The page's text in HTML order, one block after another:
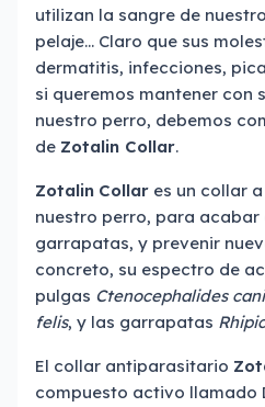
utilizan la sangre de
pelaje… Claro que sus
dermatitis, infecciones,
si queremos mantener con
nuestro perro, debemos
de Zotalin Collar.
Zotalin Collar es un collar
nuestro perro, para acabar
garrapatas, y prevenir
concreto, su espectro de
pulgas Ctenocephalides
felis, y las garrapatas
El collar antiparasitario
compuesto activo llamado